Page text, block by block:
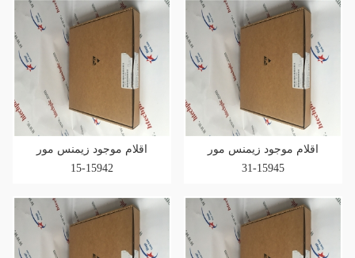
اقلام موجود زیمنس مور
15942-15
اقلام موجود زیمنس مور
15945-31